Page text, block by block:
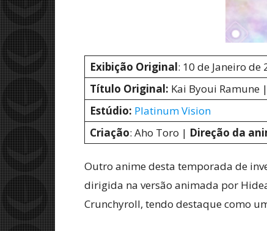
Exibição Original: 10 de Janeiro de
Título Original: Kai Byoui Ramune
Estúdio: Platinum Vision
Criação: Aho Toro | Direção da
Outro anime desta temporada de
dirigida na versão animada por
Crunchyroll, tendo destaque como